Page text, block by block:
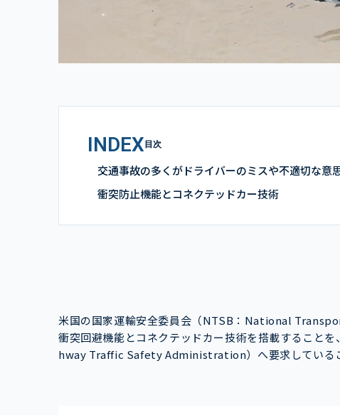
INDEX 目次
交通事故の多くがドライバーのミスや不適切な意
衝突防止機能とコネクテッドカー技術
米国の国家運輸安全委員会（NTSB：National
衝突回避機能とコネクテッドカー技術を搭載すること
hway Traffic Safety Administration）へ要求している